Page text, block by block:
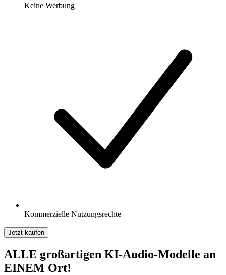
Keine Werbung
Kommerzielle Nutzungsrechte
Jetzt kaufen
ALLE großartigen KI-Audio-Modelle an
EINEM Ort!